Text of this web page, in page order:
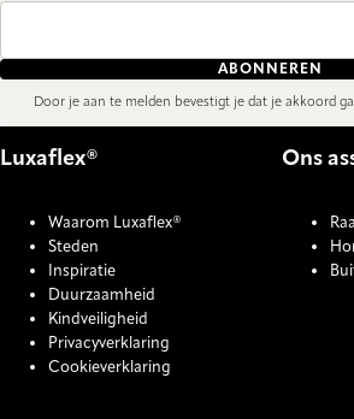
ABONNEREN
Door je aan te melden bevestigt je dat je akkoord
Luxaflex®
Waarom Luxaflex®
Steden
Inspiratie
Duurzaamheid
Kindveiligheid
Privacyverklaring
Cookieverklaring
Ons